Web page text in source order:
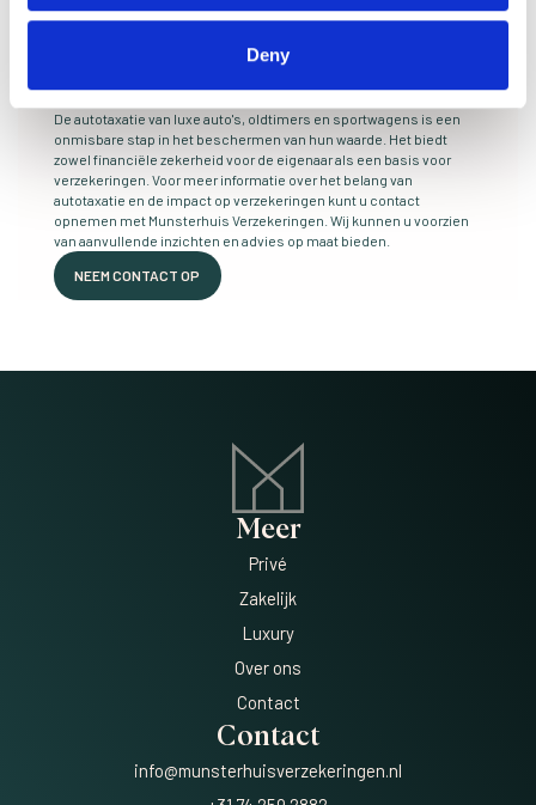
Deny
complexer en genuanceerder proces maakt.
De autotaxatie van luxe auto's, oldtimers en sportwagens is een
onmisbare stap in het beschermen van hun waarde. Het biedt
zowel financiële zekerheid voor de eigenaar als een basis voor
verzekeringen. Voor meer informatie over het belang van
autotaxatie en de impact op verzekeringen kunt u contact
opnemen met Munsterhuis Verzekeringen. Wij kunnen u voorzien
van aanvullende inzichten en advies op maat bieden.
NEEM CONTACT OP
Meer
Privé
Zakelijk
Luxury
Over ons
Contact
Contact
info@munsterhuisverzekeringen.nl